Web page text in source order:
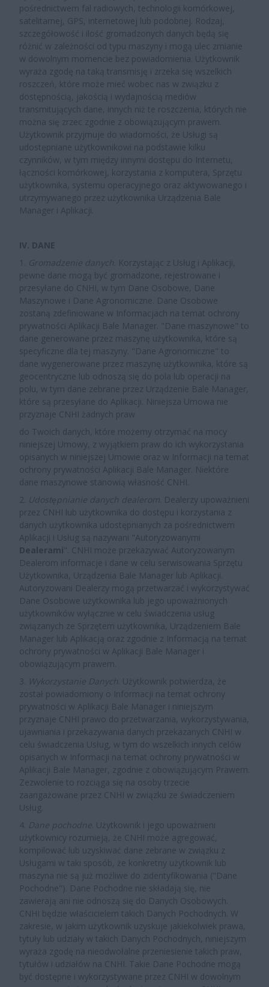
pośrednictwem fal radiowych, technologii komórkowej,
satelitarnej, GPS, internetowej lub podobnej. Rodzaj,
szczegółowość i ilość gromadzonych danych będą się
różnić w zależności od typu maszyny i mogą ulec zmianie
w dowolnym momencie bez powiadomienia. Użytkownik
wyraża zgodę na taką transmisję i zrzeka się wszelkich
roszczeń, które może mieć wobec nas w związku z
dostępnością, jakością i wydajnością mediów
transmitujących dane, innych niż te roszczenia, których nie
można się zrzec zgodnie z obowiązującym prawem.
Użytkownik przyjmuje do wiadomości, że Usługi są
udostępniane użytkownikowi na podstawie kilku
czynników, w tym między innymi dostępu do Internetu,
łączności komórkowej, korzystania z komputera, Sprzętu
użytkownika, systemu operacyjnego oraz aktywowanego i
utrzymywanego przez użytkownika Urządzenia Bale
Manager i Aplikacji.
IV. DANE
1.
Gromadzenie danych . Korzystając z Usług i Aplikacji,
pewne dane mogą być gromadzone, rejestrowane i
przesyłane do CNHI, w tym Dane Osobowe, Dane
Maszynowe i Dane Agronomiczne. Dane Osobowe
zostaną zdefiniowane w Informacjach na temat ochrony
prywatności Aplikacji Bale Manager. "Dane maszynowe" to
dane generowane przez maszynę użytkownika, które są
specyficzne dla tej maszyny. "Dane Agronomiczne" to
dane wygenerowane przez maszynę użytkownika, które są
geocentryczne lub odnoszą się do pola lub operacji na
polu, w tym dane zebrane przez Urządzenie Bale Manager,
które są przesyłane do Aplikacji. Niniejsza Umowa nie
przyznaje CNHI żadnych praw
do Twoich danych, które możemy otrzymać na mocy
niniejszej Umowy, z wyjątkiem praw do ich wykorzystania
opisanych w niniejszej Umowie oraz w Informacji na temat
ochrony prywatności Aplikacji Bale Manager. Niektóre
dane maszynowe stanowią własność CNHI.
2. Udostępnianie danych dealerom . Dealerzy upoważnieni
przez CNHI lub użytkownika do dostępu i korzystania z
danych użytkownika udostępnianych za pośrednictwem
Aplikacji i Usług są nazywani "Autoryzowanymi
Dealerami ". CNHI może przekazywać Autoryzowanym
Dealerom informacje i dane w celu serwisowania Sprzętu
Użytkownika, Urządzenia Bale Manager lub Aplikacji.
Autoryzowani Dealerzy mogą przetwarzać i wykorzystywać
Dane Osobowe użytkownika lub jego upoważnionych
użytkowników wyłącznie w celu świadczenia usług
związanych ze Sprzętem użytkownika, Urządzeniem Bale
Manager lub Aplikacją oraz zgodnie z Informacją na temat
ochrony prywatności w Aplikacji Bale Manager i
obowiązującym prawem.
3. Wykorzystanie Danych Użytkownik potwierdza, że
został powiadomiony o Informacji na temat ochrony
prywatności w Aplikacji Bale Manager i niniejszym
przyznaje CNHI prawo do przetwarzania, wykorzystywania,
ujawniania i przekazywania danych przekazanych CNHI w
celu świadczenia Usług, w tym do wszelkich innych celów
opisanych w Informacji na temat ochrony prywatności w
Aplikacji Bale Manager, zgodnie z obowiązującym Prawem.
Zezwolenie to rozciąga się na osoby trzecie
zaangażowane przez CNHI w związku ze świadczeniem
Usług.
4. Dane pochodne . Użytkownik i jego upoważnieni
użytkownicy rozumieją, że CNHI może agregować,
kompilować lub uzyskiwać dane zebrane w związku z
Usługami w taki sposób, że konkretny użytkownik lub
maszyna nie są już możliwe do zidentyfikowania ("Dane
Pochodne "). Dane Pochodne nie składają się, nie
zawierają ani nie odnoszą się do Danych Osobowych.
CNHI będzie właścicielem takich Danych Pochodnych. W
zakresie, w jakim użytkownik uzyskuje jakiekolwiek prawa,
tytuły lub udziały w takich Danych Pochodnych, niniejszym
wyraża zgodę na nieodwołalne przeniesienie takich praw,
tytułów i udziałów na CNHI. Takie Dane Pochodne mogą
być dostępne i wykorzystywane przez CNHI w dowolnym